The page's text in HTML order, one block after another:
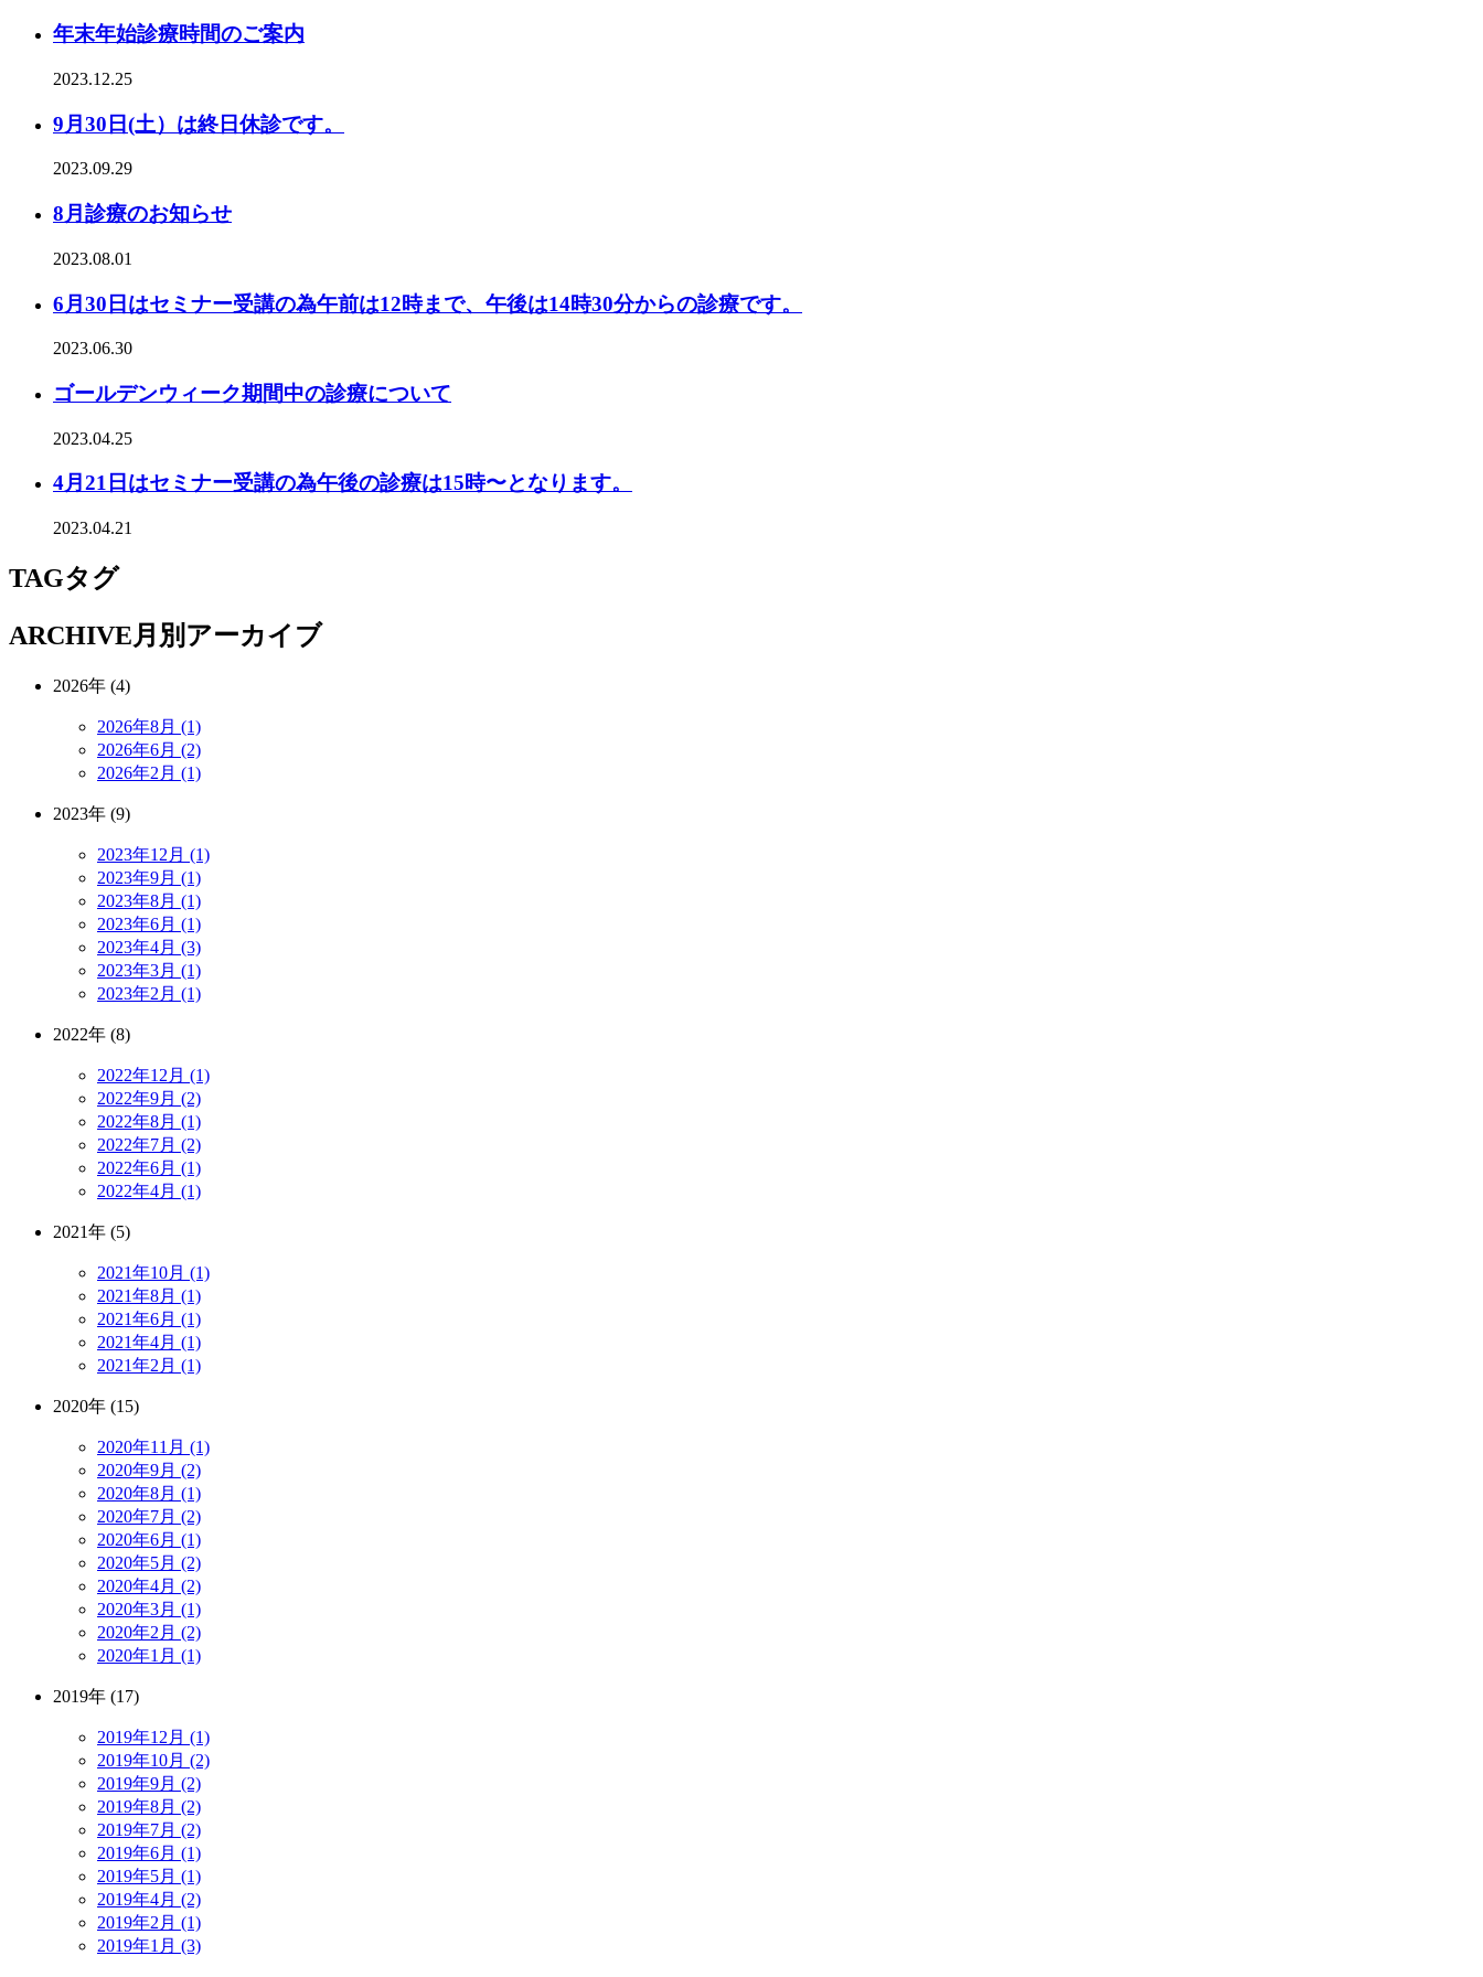
年末年始診療時間のご案内
2023.12.25
9月30日(土）は終日休診です。
2023.09.29
8月診療のお知らせ
2023.08.01
6月30日はセミナー受講の為午前は12時まで、午後は14時30分からの診療です。
2023.06.30
ゴールデンウィーク期間中の診療について
2023.04.25
4月21日はセミナー受講の為午後の診療は15時〜となります。
2023.04.21
TAGタグ
ARCHIVE月別アーカイブ
2026年 (4)
2026年8月 (1)
2026年6月 (2)
2026年2月 (1)
2023年 (9)
2023年12月 (1)
2023年9月 (1)
2023年8月 (1)
2023年6月 (1)
2023年4月 (3)
2023年3月 (1)
2023年2月 (1)
2022年 (8)
2022年12月 (1)
2022年9月 (2)
2022年8月 (1)
2022年7月 (2)
2022年6月 (1)
2022年4月 (1)
2021年 (5)
2021年10月 (1)
2021年8月 (1)
2021年6月 (1)
2021年4月 (1)
2021年2月 (1)
2020年 (15)
2020年11月 (1)
2020年9月 (2)
2020年8月 (1)
2020年7月 (2)
2020年6月 (1)
2020年5月 (2)
2020年4月 (2)
2020年3月 (1)
2020年2月 (2)
2020年1月 (1)
2019年 (17)
2019年12月 (1)
2019年10月 (2)
2019年9月 (2)
2019年8月 (2)
2019年7月 (2)
2019年6月 (1)
2019年5月 (1)
2019年4月 (2)
2019年2月 (1)
2019年1月 (3)